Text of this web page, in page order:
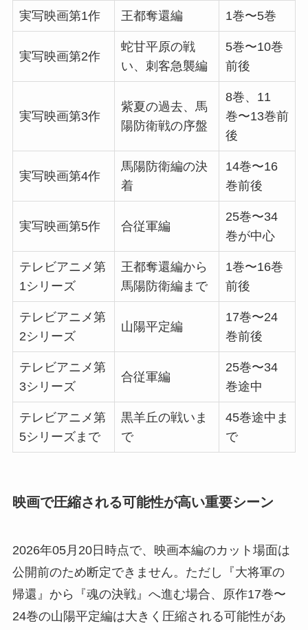
実写映画第1作 王都奪還編 1巻〜5巻
実写映画第2作
蛇甘平原の戦
い、刺客急襲編
5巻〜10巻
前後
実写映画第3作
紫夏の過去、馬
陽防衛戦の序盤
8巻、11
巻〜13巻前
後
実写映画第4作
馬陽防衛編の決
着
14巻〜16
巻前後
実写映画第5作 合従軍編
25巻〜34
巻が中心
テレビアニメ第
1シリーズ
王都奪還編から
馬陽防衛編まで
1巻〜16巻
前後
テレビアニメ第
2シリーズ
山陽平定編
17巻〜24
巻前後
テレビアニメ第
3シリーズ
合従軍編
25巻〜34
巻途中
テレビアニメ第
5シリーズまで
黒羊丘の戦いま
で
45巻途中ま
で
映画で圧縮される可能性が高い重要シーン
2026年05月20日時点で、映画本編のカット場面は
公開前のため断定できません。ただし『大将軍の
帰還』から『魂の決戦』へ進む場合、原作17巻〜
24巻の山陽平定編は大きく圧縮される可能性があ